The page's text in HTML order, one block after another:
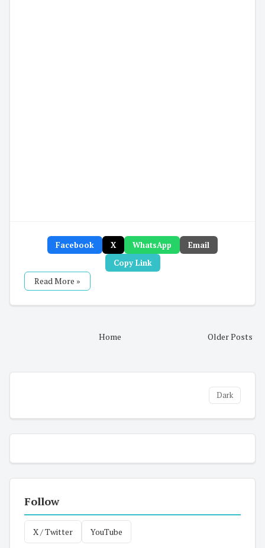
Facebook X WhatsApp
Email
Copy Link
Read More »
Older Posts
Home
Dark
Follow
X / Twitter YouTube